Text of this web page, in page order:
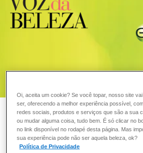
CABELO
COLORAÇÃO
VOZ DA BELEZA GARNIER PELE
Uma vez instalada
Oi, aceita um cookie? Se você topar, nosso site
ser, oferecendo a melhor experiência possível,
redes sociais, produtos e serviços que são a sua
ou mudar alguma coisa, tudo bem. É só clicar no
no link disponível no rodapé desta página. Mas
sua experiência pode não ser aquela beleza, ok?
Política de Privacidade